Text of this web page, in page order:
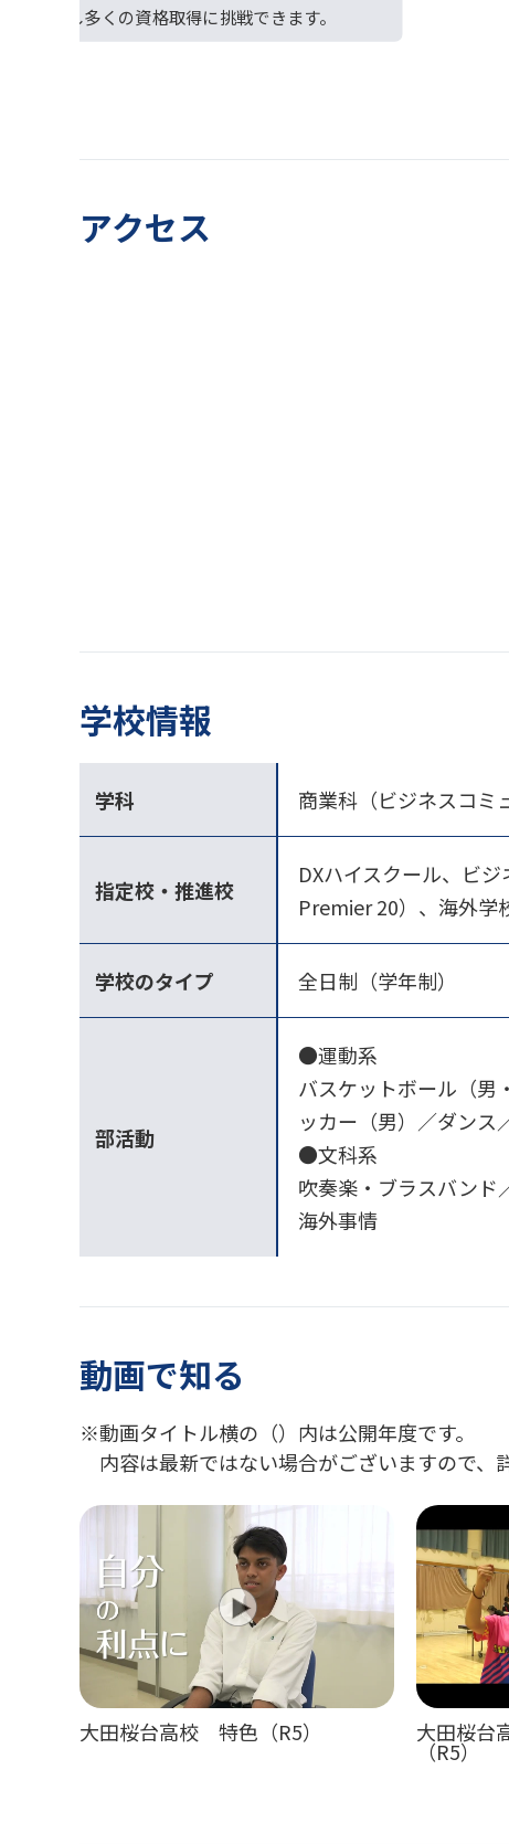
授業を通し多くの資格取得に挑戦できます。
アクセス
学校情報
学科 商業科（ビジネスコミ
指定校・推進校
DXハイスクール、ビ
Premier 20）、海外学
学校のタイプ 全日制（学年制）
部活動
●運動系
バスケットボール（男
ッカー（男）／ダンス
●文科系
吹奏楽・ブラスバンド
海外事情
動画で知る
動画タイトル横の（）内は公開年度です。
内容は最新ではない場合がございますので、
大田桜台高校 特色（R5） 大田桜台
（R5）